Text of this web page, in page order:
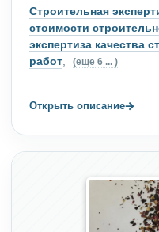
Строительная
стоимости
экспертиза качества
работ, (еще 6 ... )
Открыть описание→